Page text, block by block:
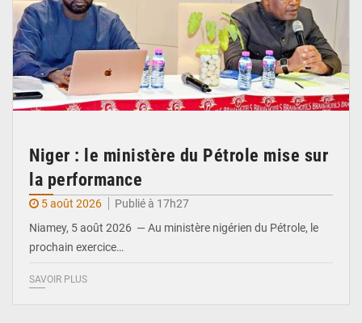
Niger : le ministère du Pétrole mise sur
la performance
5 août 2026
Publié à 17h27
Niamey, 5 août 2026 — Au ministère nigérien du Pétrole, le
prochain exercice…
SAVOIR PLUS